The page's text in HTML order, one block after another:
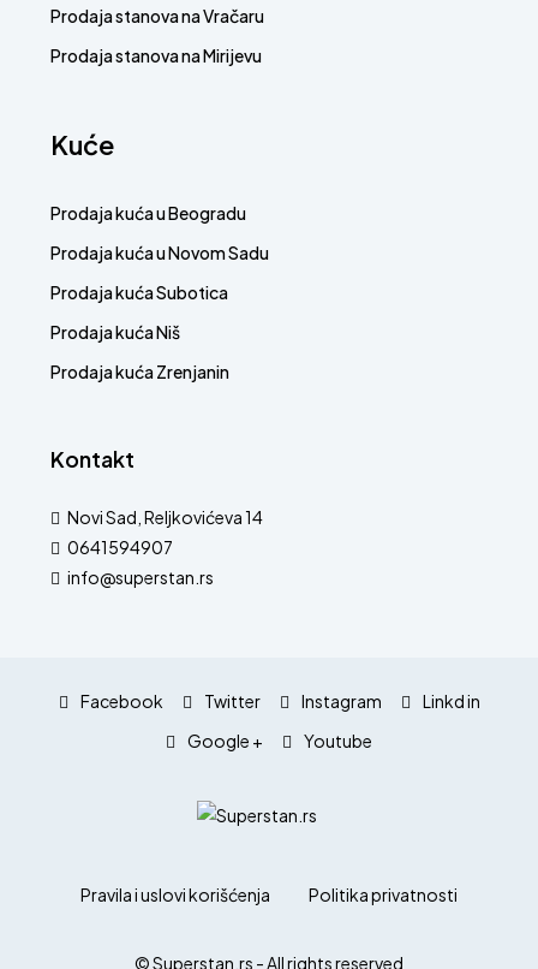
Prodaja stanova na Vračaru
Prodaja stanova na Mirijevu
Kuće
Prodaja kuća u Beogradu
Prodaja kuća u Novom Sadu
Prodaja kuća Subotica
Prodaja kuća Niš
Prodaja kuća Zrenjanin
Kontakt
Novi Sad, Reljkovićeva 14
0641594907
info@superstan.rs
Facebook Twitter Instagram
Linkd in
Google +
Youtube
Pravila i uslovi korišćenja Politika privatnosti
© Superstan.rs - All rights reserved